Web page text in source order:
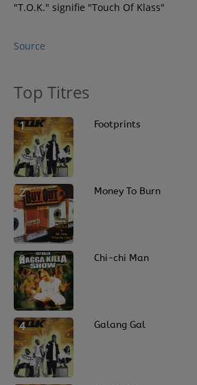
"T.O.K." signifie "Touch Of Klass"
Source
Top Titres
1 Footprints
2 Money To Burn
3 Chi-chi Man
4 Galang Gal